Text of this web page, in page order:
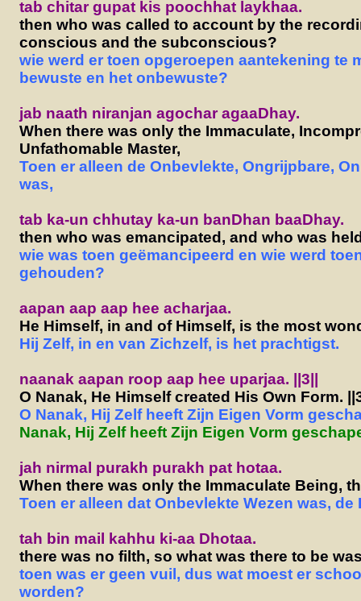
tab chitar gupat kis poochhat laykhaa.
then who was called to account by the
conscious and the subconscious?
wie werd er toen opgeroepen aantekening te
bewuste en het onbewuste?
jab naath niranjan agochar agaaDhay.
When there was only the Immaculate,
Unfathomable Master,
Toen er alleen de Onbevlekte, Ongrijpbare,
was,
tab ka-un chhutay ka-un banDhan baaDhay.
then who was emancipated, and who was
wie was toen geëmancipeerd en wie werd
gehouden?
aapan aap aap hee acharjaa.
He Himself, in and of Himself, is the most
Hij Zelf, in en van Zichzelf, is het prachtigst.
naanak aapan roop aap hee uparjaa. ||3||
O Nanak, He Himself created His Own Form.
O Nanak, Hij Zelf heeft Zijn Eigen Vorm
Nanak, Hij Zelf heeft Zijn Eigen Vorm
jah nirmal purakh purakh pat hotaa.
When there was only the Immaculate Being,
Toen er alleen dat Onbevlekte Wezen was, de
tah bin mail kahhu ki-aa Dhotaa.
there was no filth, so what was there to be
toen was er geen vuil, dus wat moest er
worden?